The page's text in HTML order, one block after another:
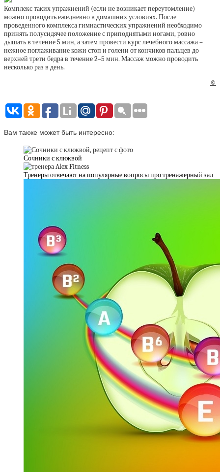
Комплекс таких упражнений (если не возникает переутомление)
можно проводить ежедневно в домашних условиях. После
проведенного комплекса гимнастических упражнений необходимо
принять полусидячее положение с приподнятыми ногами, ровно
дышать в течение 5 мин, а затем провести курс лечебного массажа –
нежное поглаживание кожи стоп и голени от кончиков пальцев до
верхней трети бедра в течение 2–5 мин. Массаж можно проводить
несколько раз в день.
©
Вам также может быть интересно:
Сочники с клюквой
Тренеры отвечают на популярные вопросы про тренажерный зал